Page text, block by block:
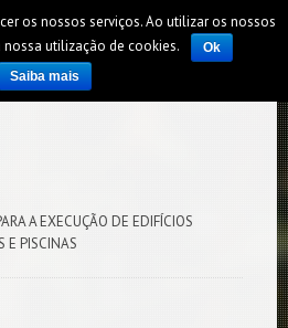
A EXECUÇÃO DE EDIFÍCIOS
E PISCINAS
os nossos serviços. Ao utilizar os nossos
utilização de cookies.
Ok
Saiba mais